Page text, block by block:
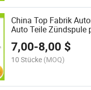
China Top Fabrik
Auto Teile Zündspule
neuen Santana 13
Golf 1.4t Santana 1.5L
04e905110b
7,00-8,00 $
10 Stücke (MOQ)